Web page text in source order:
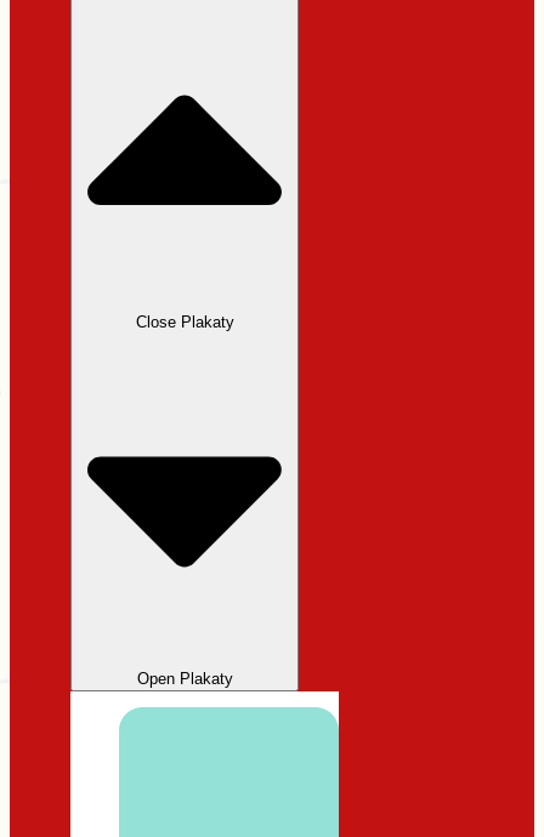
Close Plakaty
Open Plakaty